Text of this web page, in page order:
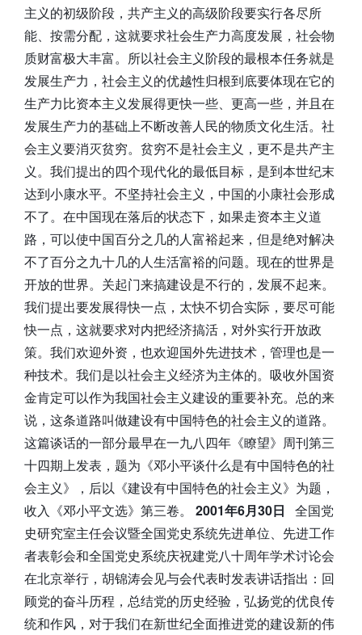
主义的初级阶段，共产主义的高级阶段要实行各尽所
能、按需分配，这就要求社会生产力高度发展，社会物
质财富极大丰富。所以社会主义阶段的最根本任务就是
发展生产力，社会主义的优越性归根到底要体现在它的
生产力比资本主义发展得更快一些、更高一些，并且在
发展生产力的基础上不断改善人民的物质文化生活。社
会主义要消灭贫穷。贫穷不是社会主义，更不是共产主
义。我们提出的四个现代化的最低目标，是到本世纪末
达到小康水平。不坚持社会主义，中国的小康社会形成
不了。在中国现在落后的状态下，如果走资本主义道
路，可以使中国百分之几的人富裕起来，但是绝对解决
不了百分之九十几的人生活富裕的问题。现在的世界是
开放的世界。关起门来搞建设是不行的，发展不起来。
我们提出要发展得快一点，太快不切合实际，要尽可能
快一点，这就要求对内把经济搞活，对外实行开放政
策。我们欢迎外资，也欢迎国外先进技术，管理也是一
种技术。我们是以社会主义经济为主体的。吸收外国资
金肯定可以作为我国社会主义建设的重要补充。总的来
说，这条道路叫做建设有中国特色的社会主义的道路。
这篇谈话的一部分最早在一九八四年《瞭望》周刊第三
十四期上发表，题为《邓小平谈什么是有中国特色的社
会主义》，后以《建设有中国特色的社会主义》为题，
收入《邓小平文选》第三卷。 2001年6月30日
全国党
史研究室主任会议暨全国党史系统先进单位、先进工作
者表彰会和全国党史系统庆祝建党八十周年学术讨论会
在北京举行，胡锦涛会见与会代表时发表讲话指出：回
顾党的奋斗历程，总结党的历史经验，弘扬党的优良传
统和作风，对于我们在新世纪全面推进党的建设新的伟